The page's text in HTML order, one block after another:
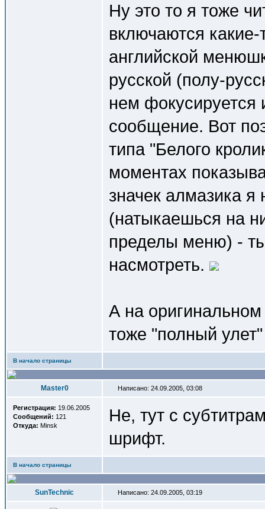
Ну это то я тоже
включаются
английской
русской (полу-
нем фокусируется
сообщение. Вот
типа "Белого
моментах
значек алмазика
(натыкаешься на
пределы меню) -
насмотреть.
А на
тоже "полный
В начало страницы
Master0 Написано: 24.09.2005, 03:08
Регистрация: 19.06.2005
Сообщений: 121
Откуда: Minsk
Не, тут с
шрифт.
В начало страницы
SunTechnic Написано: 24.09.2005, 03:19